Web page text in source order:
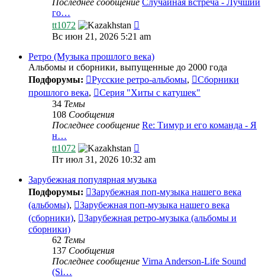
го…
tt1072
к
сообщению
Вс июн 21, 2026 5:21 am
Ретро (Музыка прошлого века)
Альбомы и сборники, выпущенные до 2000 года
Подфорумы:
Русские ретро-альбомы,
Сборники
прошлого века,
Серия "Хиты с катушек"
34 Темы
108 Сообщения
Последнее сообщение Re: Тимур и его команда - Я
н…
tt1072
к
сообщению
Пт июл 31, 2026 10:32 am
Зарубежная популярная музыка
Подфорумы:
Зарубежная поп-музыка нашего века
(альбомы),
Зарубежная поп-музыка нашего века
(сборники),
Зарубежная ретро-музыка (альбомы и
сборники)
62 Темы
137 Сообщения
Последнее сообщение Virna Anderson-Life Sound
(Si…